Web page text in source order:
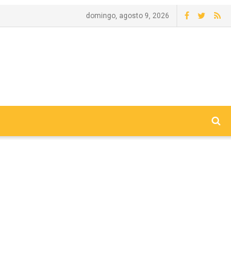
domingo, agosto 9, 2026